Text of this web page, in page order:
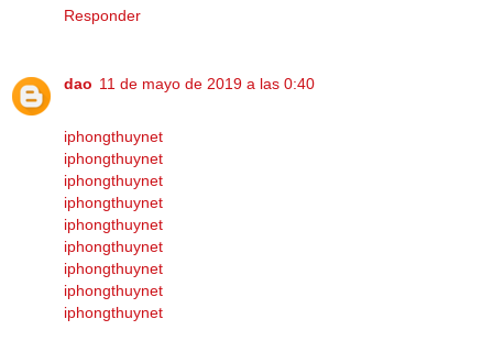
Responder
dao 11 de mayo de 2019 a las 0:40
iphongthuynet
iphongthuynet
iphongthuynet
iphongthuynet
iphongthuynet
iphongthuynet
iphongthuynet
iphongthuynet
iphongthuynet